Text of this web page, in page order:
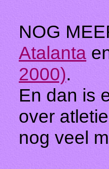
NOG
Atalanta
2000).
En dan is
over
nog veel